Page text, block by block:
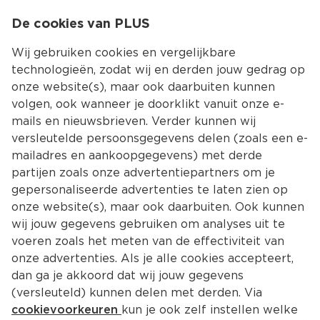
Kies jouw
Terug Producten
De cookies van PLUS
Wij gebruiken cookies en vergelijkbare
technologieën, zodat wij en derden jouw gedrag op
onze website(s), maar ook daarbuiten kunnen
volgen, ook wanneer je doorklikt vanuit onze e-
mails en nieuwsbrieven. Verder kunnen wij
versleutelde persoonsgegevens delen (zoals een e-
mailadres en aankoopgegevens) met derde
partijen zoals onze advertentiepartners om je
gepersonaliseerde advertenties te laten zien op
onze website(s), maar ook daarbuiten. Ook kunnen
wij jouw gegevens gebruiken om analyses uit te
voeren zoals het meten van de effectiviteit van
onze advertenties. Als je alle cookies accepteert,
dan ga je akkoord dat wij jouw gegevens
(versleuteld) kunnen delen met derden. Via
cookievoorkeuren kun je ook zelf instellen welke